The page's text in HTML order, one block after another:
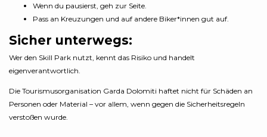
Wenn du pausierst, geh zur Seite.
Pass an Kreuzungen und auf andere Biker*innen gut auf.
Sicher unterwegs:
Wer den Skill Park nutzt, kennt das Risiko und handelt
eigenverantwortlich.
Die Tourismusorganisation Garda Dolomiti haftet nicht für Schäden an
Personen oder Material – vor allem, wenn gegen die Sicherheitsregeln
verstoßen wurde.